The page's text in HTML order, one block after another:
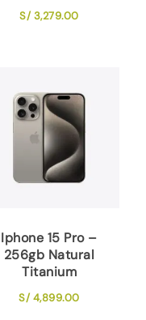
S/3,279.00
Iphone 15 Pro –
256gb Natural
Titanium
S/4,899.00